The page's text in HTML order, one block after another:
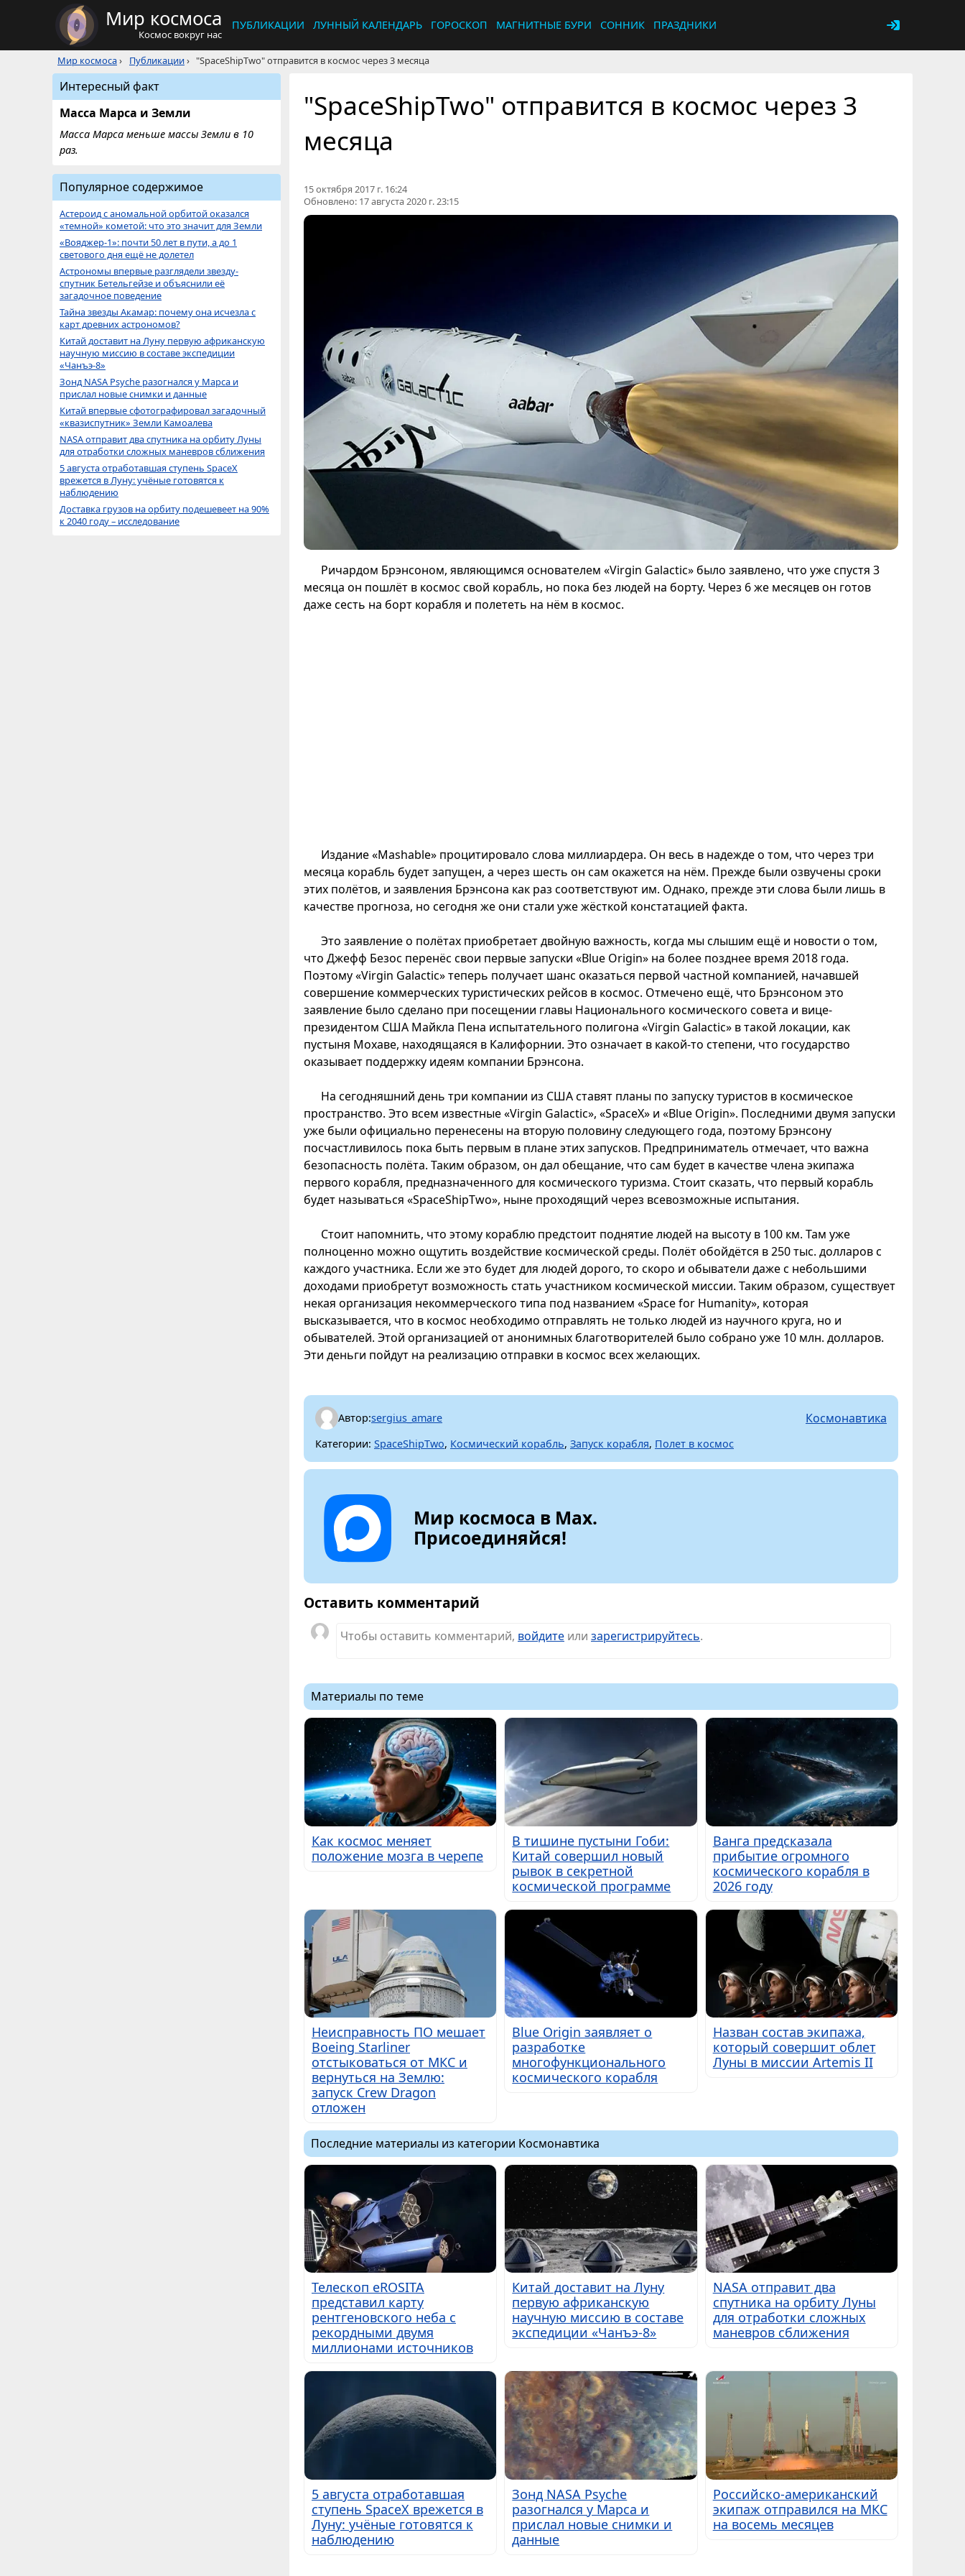
Мир космоса
Космос вокруг нас
ПУБЛИКАЦИИ ЛУННЫЙ КАЛЕНДАРЬ ГОРОСКОП МАГНИТНЫЕ БУРИ СОННИК ПРАЗДНИКИ
Мир космоса› Публикации› "SpaceShipTwo" отправится в космос через 3 месяца
"SpaceShipTwo" отправится в космос через 3
месяца
15 октября 2017 г. 16:24
Обновлено: 17 августа 2020 г. 23:15
Ричардом Брэнсоном, являющимся основателем «Virgin Galactic» было заявлено, что уже спустя 3
месяца он пошлёт в космос свой корабль, но пока без людей на борту. Через 6 же месяцев он готов
даже сесть на борт корабля и полететь на нём в космос.
Издание «Mashable» процитировало слова миллиардера. Он весь в надежде о том, что через три
месяца корабль будет запущен, а через шесть он сам окажется на нём. Прежде были озвучены сроки
этих полётов, и заявления Брэнсона как раз соответствуют им. Однако, прежде эти слова были лишь в
качестве прогноза, но сегодня же они стали уже жёсткой констатацией факта.
Это заявление о полётах приобретает двойную важность, когда мы слышим ещё и новости о том,
что Джефф Безос перенёс свои первые запуски «Blue Origin» на более позднее время 2018 года.
Поэтому «Virgin Galactic» теперь получает шанс оказаться первой частной компанией, начавшей
совершение коммерческих туристических рейсов в космос. Отмечено ещё, что Брэнсоном это
заявление было сделано при посещении главы Национального космического совета и вице-
президентом США Майкла Пена испытательного полигона «Virgin Galactic» в такой локации, как
пустыня Мохаве, находящаяся в Калифорнии. Это означает в какой-то степени, что государство
оказывает поддержку идеям компании Брэнсона.
На сегодняшний день три компании из США ставят планы по запуску туристов в космическое
пространство. Это всем известные «Virgin Galactic», «SpaceX» и «Blue Origin». Последними двумя запуски
уже были официально перенесены на вторую половину следующего года, поэтому Брэнсону
посчастливилось пока быть первым в плане этих запусков. Предприниматель отмечает, что важна
безопасность полёта. Таким образом, он дал обещание, что сам будет в качестве члена экипажа
первого корабля, предназначенного для космического туризма. Стоит сказать, что первый корабль
будет называться «SpaceShipTwo», ныне проходящий через всевозможные испытания.
Стоит напомнить, что этому кораблю предстоит поднятие людей на высоту в 100 км. Там уже
полноценно можно ощутить воздействие космической среды. Полёт обойдётся в 250 тыс. долларов с
каждого участника. Если же это будет для людей дорого, то скоро и обыватели даже с небольшими
доходами приобретут возможность стать участником космической миссии. Таким образом, существует
некая организация некоммерческого типа под названием «Space for Humanity», которая
высказывается, что в космос необходимо отправлять не только людей из научного круга, но и
обывателей. Этой организацией от анонимных благотворителей было собрано уже 10 млн. долларов.
Эти деньги пойдут на реализацию отправки в космос всех желающих.
Автор:sergius_amare Космонавтика
Категории: SpaceShipTwo, Космический корабль, Запуск корабля, Полет в космос
Мир космоса в Max.
Присоединяйся!
Оставить комментарий
Чтобы оставить комментарий, войдите или зарегистрируйтесь.
Материалы по теме
Как космос меняет
положение мозга в черепе
В тишине пустыни Гоби:
Китай совершил новый
рывок в секретной
космической программе
Ванга предсказала
прибытие огромного
космического корабля в
2026 году
Неисправность ПО мешает
Boeing Starliner
отстыковаться от МКС и
вернуться на Землю:
запуск Crew Dragon
отложен
Blue Origin заявляет о
разработке
многофункционального
космического корабля
Назван состав экипажа,
который совершит облет
Луны в миссии Artemis II
Последние материалы из категории Космонавтика
Телескоп eROSITA
представил карту
рентгеновского неба с
рекордными двумя
миллионами источников
Китай доставит на Луну
первую африканскую
научную миссию в составе
экспедиции «Чанъэ-8»
NASA отправит два
спутника на орбиту Луны
для отработки сложных
маневров сближения
5 августа отработавшая
ступень SpaceX врежется в
Луну: учёные готовятся к
наблюдению
Зонд NASA Psyche
разогнался у Марса и
прислал новые снимки и
данные
Российско-американский
экипаж отправился на МКС
на восемь месяцев
Интересный факт
Масса Марса и Земли
Масса Марса меньше массы Земли в 10
раз.
Популярное содержимое
Астероид с аномальной орбитой оказался
«темной» кометой: что это значит для Земли
«Вояджер-1»: почти 50 лет в пути, а до 1
светового дня ещё не долетел
Астрономы впервые разглядели звезду-
спутник Бетельгейзе и объяснили её
загадочное поведение
Тайна звезды Акамар: почему она исчезла с
карт древних астрономов?
Китай доставит на Луну первую африканскую
научную миссию в составе экспедиции
«Чанъэ-8»
Зонд NASA Psyche разогнался у Марса и
прислал новые снимки и данные
Китай впервые сфотографировал загадочный
«квазиспутник» Земли Камоалева
NASA отправит два спутника на орбиту Луны
для отработки сложных маневров сближения
5 августа отработавшая ступень SpaceX
врежется в Луну: учёные готовятся к
наблюдению
Доставка грузов на орбиту подешевеет на 90%
к 2040 году – исследование